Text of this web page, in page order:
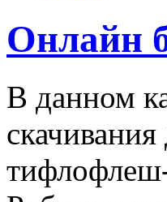
Онлайн
В данном